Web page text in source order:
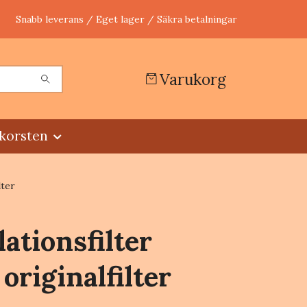
Snabb leverans / Eget lager / Säkra betalningar
Varukorg
originalfilter